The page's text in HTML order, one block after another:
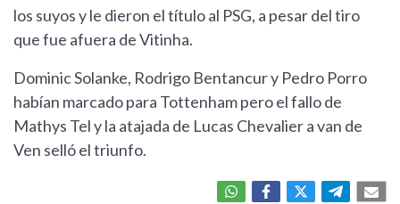
los suyos y le dieron el título al PSG, a pesar del tiro
que fue afuera de Vitinha.
Dominic Solanke, Rodrigo Bentancur y Pedro Porro
habían marcado para Tottenham pero el fallo de
Mathys Tel y la atajada de Lucas Chevalier a van de
Ven selló el triunfo.